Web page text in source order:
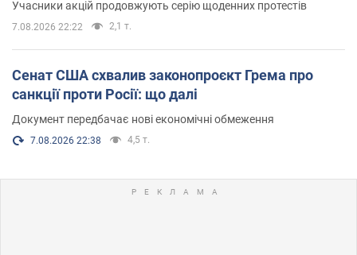
Учасники акцій продовжують серію щоденних протестів
7.08.2026 22:22 2,1 т.
Сенат США схвалив законопроєкт Грема про
санкції проти Росії: що далі
Документ передбачає нові економічні обмеження
7.08.2026 22:38 4,5 т.